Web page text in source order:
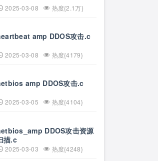
2025-03-08 热度{2.1万}
amp DDOS攻击.c
2025-03-08 热度{4179}
amp DDOS攻击.c
2025-03-05 热度{4104}
DDOS攻击资源
描.c
2025-03-03 热度{4248}